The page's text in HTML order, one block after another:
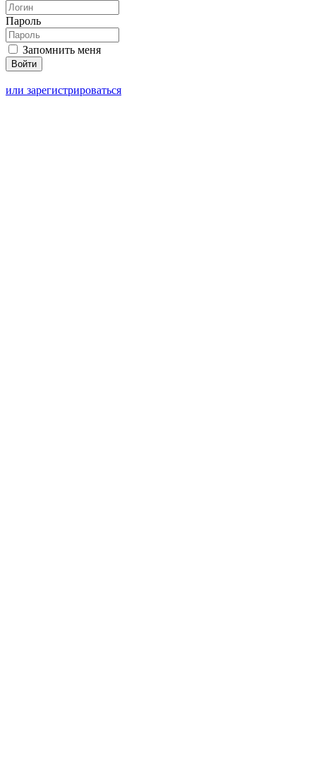
Пароль
Запомнить меня
или зарегистрироваться